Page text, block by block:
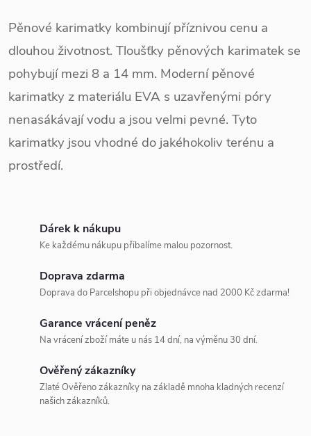
Pěnové karimatky kombinují příznivou cenu a
dlouhou životnost. Tloušťky pěnových karimatek se
pohybují mezi 8 a 14 mm. Moderní pěnové
karimatky z materiálu EVA s uzavřenými póry
nenasákávají vodu a jsou velmi pevné. Tyto
karimatky jsou vhodné do jakéhokoliv terénu a
prostředí.
Dárek k nákupu
Ke každému nákupu přibalíme malou pozornost.
Doprava zdarma
Doprava do Parcelshopu při objednávce nad 2000 Kč zdarma!
Garance vrácení peněz
Na vrácení zboží máte u nás 14 dní, na výměnu 30 dní.
Ověřený zákazníky
Zlaté Ověřeno zákazníky na základě mnoha kladných recenzí
našich zákazníků.